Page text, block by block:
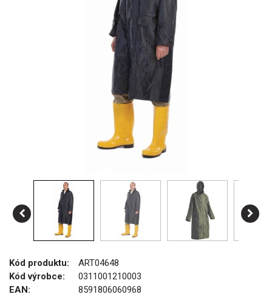
Kód produktu:
ART04648
Kód výrobce:
0311001210003
EAN:
8591806060968